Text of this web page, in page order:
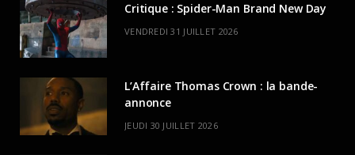
Critique : Spider-Man Brand New Day
VENDREDI 31 JUILLET 2026
L’Affaire Thomas Crown : la bande-
annonce
JEUDI 30 JUILLET 2026